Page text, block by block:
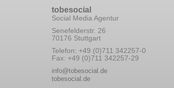
tobesocial
Social Media Agentur
Senefelderstr. 26
70176 Stuttgart
Telefon: +49 (0)711 342257-0
Fax: +49 (0)711 342257-29
info@tobesocial.de
tobesocial.de